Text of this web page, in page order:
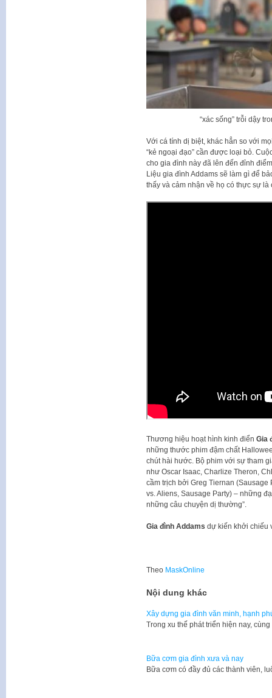
“xác sống” trỗi dậy
Với cá tính dị biệt, khác hẳn so với
“kẻ ngoại đạo” cần được loại bỏ.
cho gia đình này đã lên đến đỉnh
Liệu gia đình Addams sẽ làm gì để
thấy và cảm nhận về họ có thực sự
Thương hiệu hoạt hình kinh điển Gia
những thước phim đậm chất
chút hài hước. Bộ phim với sự tham
như Oscar Isaac, Charlize Theron,
cầm trịch bởi Greg Tiernan (Sausage
vs. Aliens, Sausage Party) – những
những câu chuyện dị thường”.
Gia đình Addams dự kiến khởi chiếu
Theo MaskOnline
Nội dung khác
Xây dựng gia đình văn minh, hạnh
Trong xu thế phát triển hiện nay,
Bữa cơm gia đình xưa và nay
Bữa cơm có đầy đủ các thành viên,